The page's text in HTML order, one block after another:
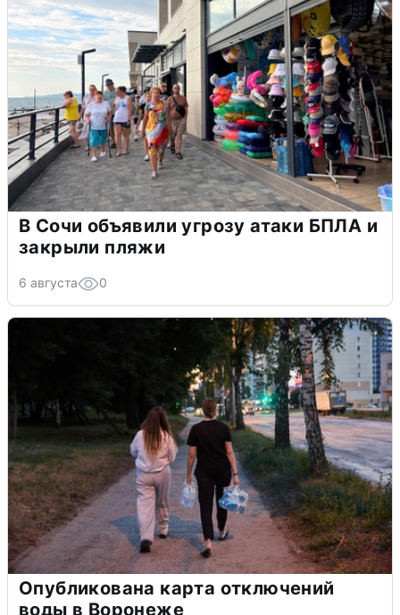
В Сочи объявили угрозу атаки БПЛА и
закрыли пляжи
6 августа 0
Опубликована карта отключений
воды в Воронеже